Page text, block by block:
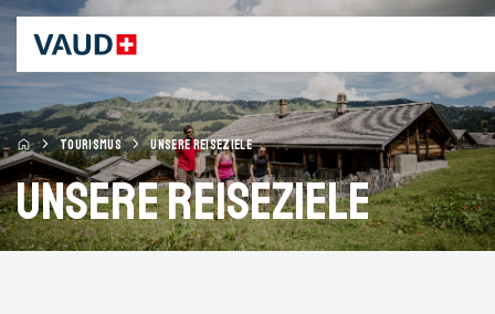
TOURISMUS UNSERE REISEZIELE
Unsere Reiseziele